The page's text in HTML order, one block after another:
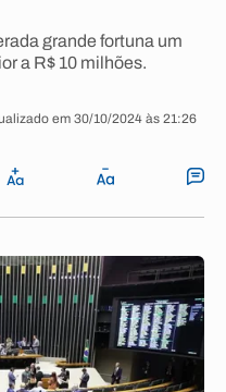
grande fortuna um
a R$ 10 milhões.
em 30/10/2024 às 21:26